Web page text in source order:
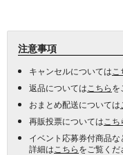
注意事項
キャンセルについては こ
返品については こちらを
おまとめ配送については
再販投票については こち
イベント応募券付商品な
詳細は こちらをご覧くだ